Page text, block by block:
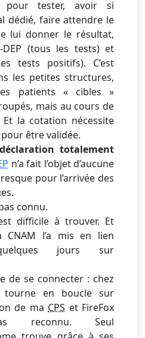
pour tester, avoir si
dédié, faire attendre le
lui donner le résultat,
(tous les tests) et
tests positifs). C’est
les petites structures,
patients « cibles »
mais au cours de
la cotation nécessite
être validée.
totalement
n’a fait l’objet d’aucune
pour l’arrivée des
connu.
difficile à trouver. Et
CNAM l’a mis en lien
jours sur
de se connecter : chez
tourne en boucle sur
de ma CPS et FireFox
reconnu. Seul